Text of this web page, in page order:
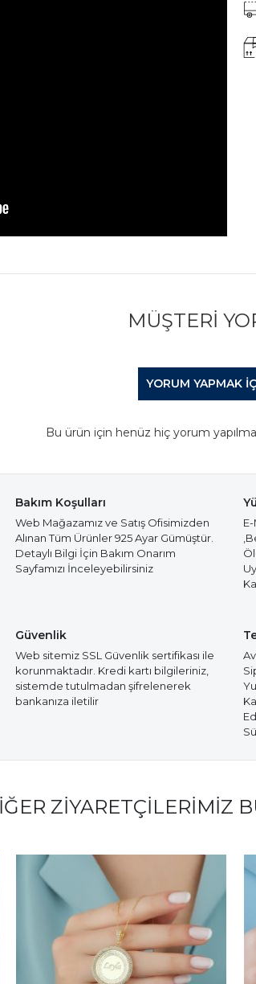
MÜŞTERI
YORUM YAPMAK
Bu ürün için henüz hiç yorum
Bakım Koşulları
Web Mağazamız ve Satış Ofisimizden
Alınan Tüm Ürünler 925 Ayar Gümüştür.
Detaylı Bilgi İçin Bakım Onarım
Sayfamızı İnceleyebilirsiniz
Güvenlik
Web sitemiz SSL Güvenlik sertifikası ile
korunmaktadır. Kredi kartı bilgileriniz,
sistemde tutulmadan şifrelenerek
bankanıza iletilir
ZIYARETÇILERIMIZ